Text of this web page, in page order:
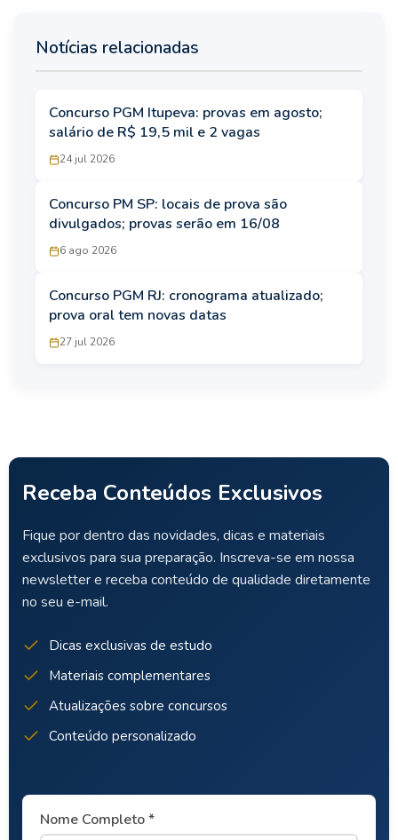
Notícias relacionadas
Concurso PGM Itupeva: provas em agosto;
salário de R$ 19,5 mil e 2 vagas
24 jul 2026
Concurso PM SP: locais de prova são
divulgados; provas serão em 16/08
6 ago 2026
Concurso PGM RJ: cronograma atualizado;
prova oral tem novas datas
27 jul 2026
Receba Conteúdos Exclusivos
Fique por dentro das novidades, dicas e materiais
exclusivos para sua preparação. Inscreva-se em nossa
newsletter e receba conteúdo de qualidade diretamente
no seu e-mail.
Dicas exclusivas de estudo
Materiais complementares
Atualizações sobre concursos
Conteúdo personalizado
Nome Completo *